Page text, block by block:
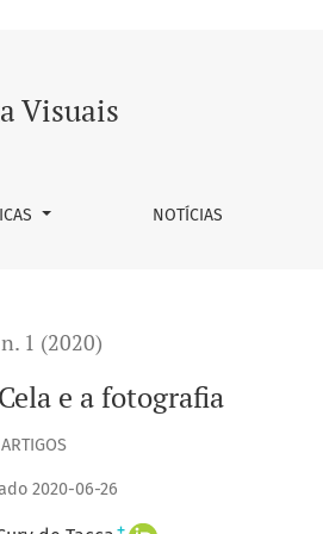
Visuais
NOTÍCIAS
1 (2020)
e a fotografia
ARTIGOS
2020-06-26
+